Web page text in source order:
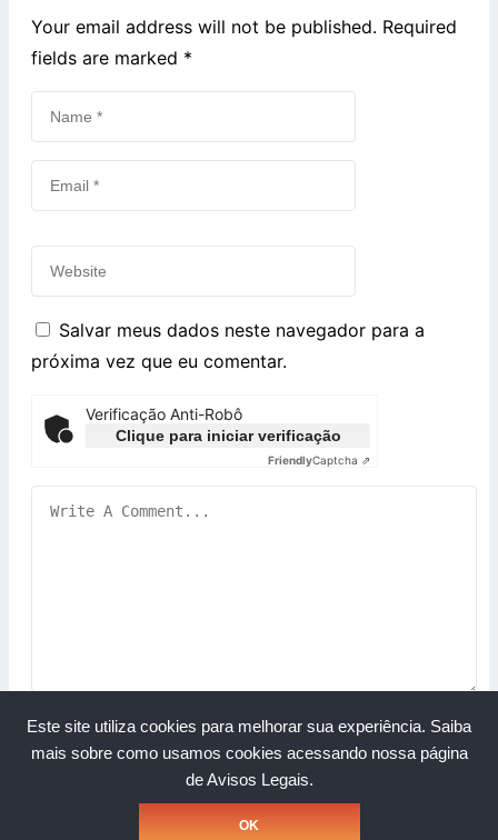
Este site utiliza cookies para melhorar sua experiência. Saiba
mais sobre como usamos cookies acessando nossa página
de Avisos Legais.
OK
Your email address will not be published. Required
fields are marked *
Salvar meus dados neste navegador para a
próxima vez que eu comentar.
Verificação Anti-Robô
Clique para iniciar verificação
FriendlyCaptcha ⇗